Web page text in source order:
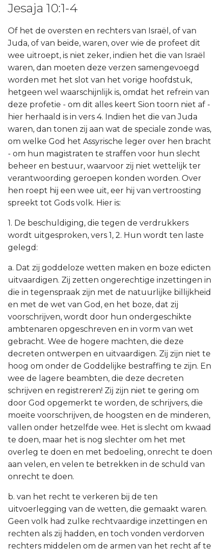
Jesaja 10:1-4
Of het de oversten en rechters van Israël, of van
Juda, of van beide, waren, over wie de profeet dit
wee uitroept, is niet zeker, indien het die van Israël
waren, dan moeten deze verzen samengevoegd
worden met het slot van het vorige hoofdstuk,
hetgeen wel waarschijnlijk is, omdat het refrein van
deze profetie - om dit alles keert Sion toorn niet af -
hier herhaald is in vers 4. Indien het die van Juda
waren, dan tonen zij aan wat de speciale zonde was,
om welke God het Assyrische leger over hen bracht
- om hun magistraten te straffen voor hun slecht
beheer en bestuur, waarvoor zij niet wettelijk ter
verantwoording geroepen konden worden. Over
hen roept hij een wee uit, eer hij van vertroosting
spreekt tot Gods volk. Hier is:
1. De beschuldiging, die tegen de verdrukkers
wordt uitgesproken, vers 1, 2. Hun wordt ten laste
gelegd:
a. Dat zij goddeloze wetten maken en boze edicten
uitvaardigen. Zij zetten ongerechtige inzettingen in
die in tegenspraak zijn met de natuurlijke billijkheid
en met de wet van God, en het boze, dat zij
voorschrijven, wordt door hun ondergeschikte
ambtenaren opgeschreven en in vorm van wet
gebracht. Wee de hogere machten, die deze
decreten ontwerpen en uitvaardigen. Zij zijn niet te
hoog om onder de Goddelijke bestraffing te zijn. En
wee de lagere beambten, die deze decreten
schrijven en registreren! Zij zijn niet te gering om
door God opgemerkt te worden, de schrijvers, die
moeite voorschrijven, de hoogsten en de minderen,
vallen onder hetzelfde wee. Het is slecht om kwaad
te doen, maar het is nog slechter om het met
overleg te doen en met bedoeling, onrecht te doen
aan velen, en velen te betrekken in de schuld van
onrecht te doen.
b. van het recht te verkeren bij de ten
uitvoerlegging van de wetten, die gemaakt waren.
Geen volk had zulke rechtvaardige inzettingen en
rechten als zij hadden, en toch vonden verdorven
rechters middelen om de armen van het recht af te